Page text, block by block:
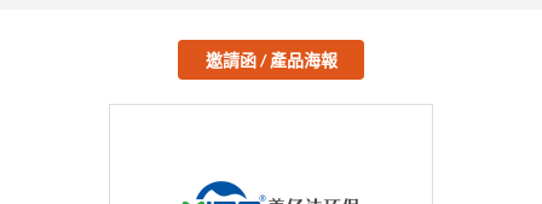
邀請函 / 產品海報